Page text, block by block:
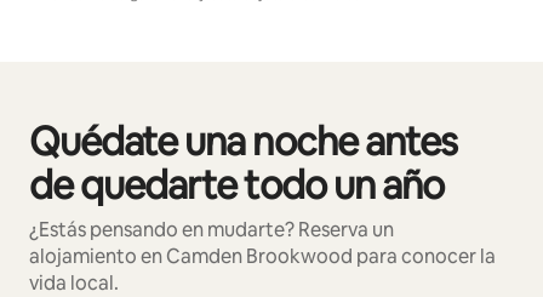
Quédate una noche antes
de quedarte todo un año
¿Estás pensando en mudarte? Reserva un
alojamiento en Camden Brookwood para conocer la
vida local.
Se muestran0 de 0 elementos